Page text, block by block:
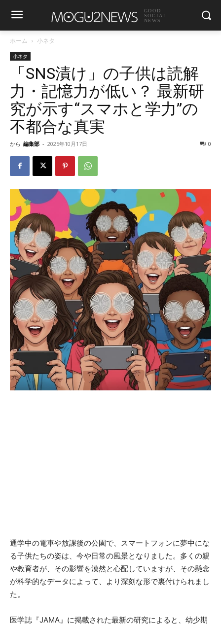
GOOD
SOCIAL
NEWS
ホーム 小ネタ
小ネタ
「SNS漬け」の子供は読解
力・記憶力が低い？ 最新研
究が示す“スマホと学力”の
不都合な真実
から 編集部 - 2025年10月17日 0
通学中の電車や放課後の公園で、スマートフォンに夢中にな
る子供たちの姿は、今や日常の風景となりました。多くの親
や教育者が、その影響を漠然と心配していますが、その懸念
が科学的なデータによって、より深刻な形で裏付けられまし
た。
医学誌『JAMA』に掲載された最新の研究によると、幼少期